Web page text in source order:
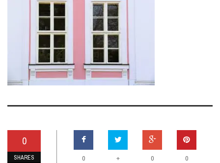
0
SHARES 0 + 0 0